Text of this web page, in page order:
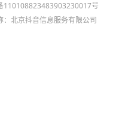
110108823483903230017号
：北京抖音信息服务有限公司